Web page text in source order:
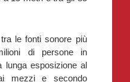
le fonti sonore più
di persone in
lunga esposizione al
mezzi e secondo